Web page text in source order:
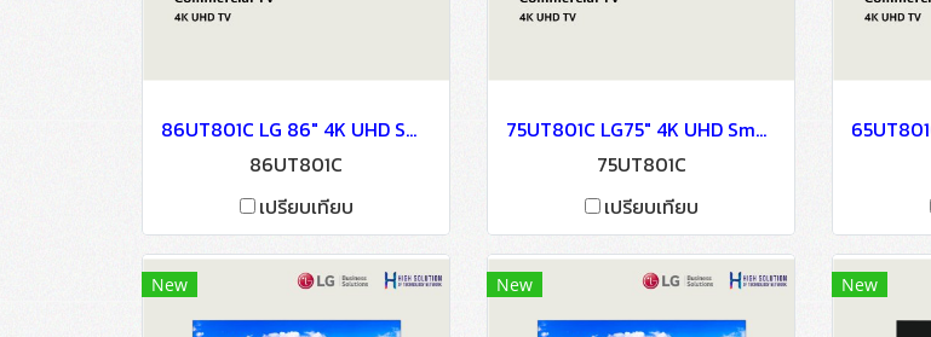
86UT801C LG 86" 4K UHD Smart TV
86UT801C
เปรียบเทียบ
75UT801C LG75" 4K UHD Smart TV
75UT801C
เปรียบเทียบ
New New New